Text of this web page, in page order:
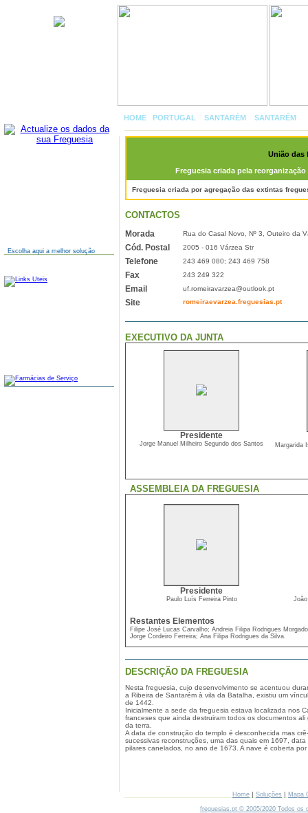
Escolha aqui a melhor solução
HOME PORTUGAL SANTARÉM SANTARÉM
União das
Freguesia criada pela
Freguesia criada por agregação das extintas
CONTACTOS
Morada Rua do Casal Novo, Nº 3, Outeiro da
Cód. Postal 2005 - 016 Várzea Str
Telefone 243 469 080; 243 469 758
Fax 243 249 322
Email uf.romeiravarzea@outlook.pt
Site romeiraevarzea.freguesias.pt
EXECUTIVO DA JUNTA
Presidente
Jorge Manuel Milheiro Segundo dos Santos Margarida
ASSEMBLEIA DA FREGUESIA
Presidente
Paulo Luís Ferreira Pinto
Restantes Elementos
Filipe José Lucas Carvalho; Andreia Filipa Rodrigues
Jorge Cordeiro Ferreira; Ana Filipa Rodrigues da Silva.
DESCRIÇÃO DA FREGUESIA
Nesta freguesia, cujo desenvolvimento se acentuou
a Ribeira de Santarém à vila da Batalha, existiu um
de 1442.
Inicialmente a sede da freguesia estava localizada nos
franceses que ainda destruiram todos os documentos
da terra.
A data de construção do templo é desconhecida mas
sucessivas reconstruções, uma das quais em 1697,
pilares canelados, no ano de 1673. A nave é coberta
Home | Soluções | Mapa
freguesias.pt © 2005/2020 Todos os